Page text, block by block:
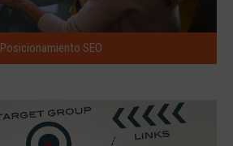
Posicionamiento SEO